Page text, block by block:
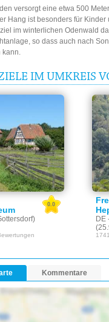
versorgt eine etwa 500
Hang ist besonders für
im winterlichen Odenwald
so dass auch nach
kann.
IM UMKREIS
0.0
DE
Kommentare